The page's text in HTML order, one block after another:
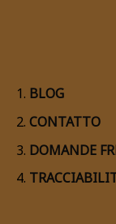
PER
BLOG
CONTATTO
DOMANDE